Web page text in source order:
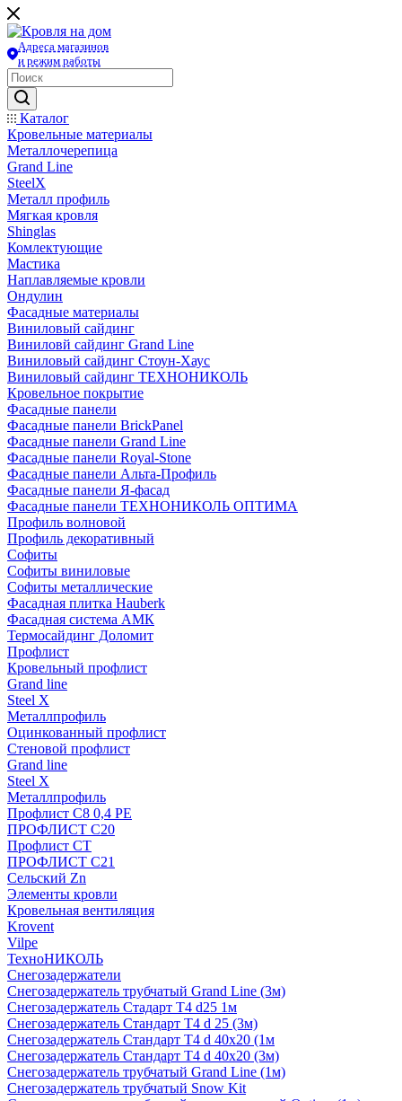
Адреса магазинов
и режим работы
Каталог
Кровельные материалы
Металлочерепица
Grand Line
SteelX
Металл профиль
Мягкая кровля
Shinglas
Комлектующие
Мастика
Наплавляемые кровли
Ондулин
Фасадные материалы
Виниловый сайдинг
Виниловй сайдинг Grand Line
Виниловый сайдинг Стоун-Хаус
Виниловый сайдинг ТЕХНОНИКОЛЬ
Кровельное покрытие
Фасадные панели
Фасадные панели BrickPanel
Фасадные панели Grand Line
Фасадные панели Royal-Stone
Фасадные панели Альта-Профиль
Фасадные панели Я-фасад
Фасадные панели ТЕХНОНИКОЛЬ ОПТИМА
Профиль волновой
Профиль декоративный
Софиты
Софиты виниловые
Софиты металлические
Фасадная плитка Hauberk
Фасадная система АМК
Термосайдинг Доломит
Профлист
Кровельный профлист
Grand line
Steel X
Металлпрофиль
Оцинкованный профлист
Стеновой профлист
Grand line
Steel X
Металлпрофиль
Профлист С8 0,4 РЕ
ПРОФЛИСТ С20
Профлист СТ
ПРОФЛИСТ С21
Сельский Zn
Элементы кровли
Кровельная вентиляция
Krovent
Vilpe
ТехноНИКОЛЬ
Снегозадержатели
Снегозадержатель трубчатый Grand Line (3м)
Снегозадержатель Стадарт Т4 d25 1м
Снегозадержатель Стандарт Т4 d 25 (3м)
Снегозадержатель Стандарт Т4 d 40х20 (1м
Снегозадержатель Стандарт Т4 d 40х20 (3м)
Снегозадержатель трубчатый Grand Line (1м)
Снегозадержатель трубчатый Snow Kit